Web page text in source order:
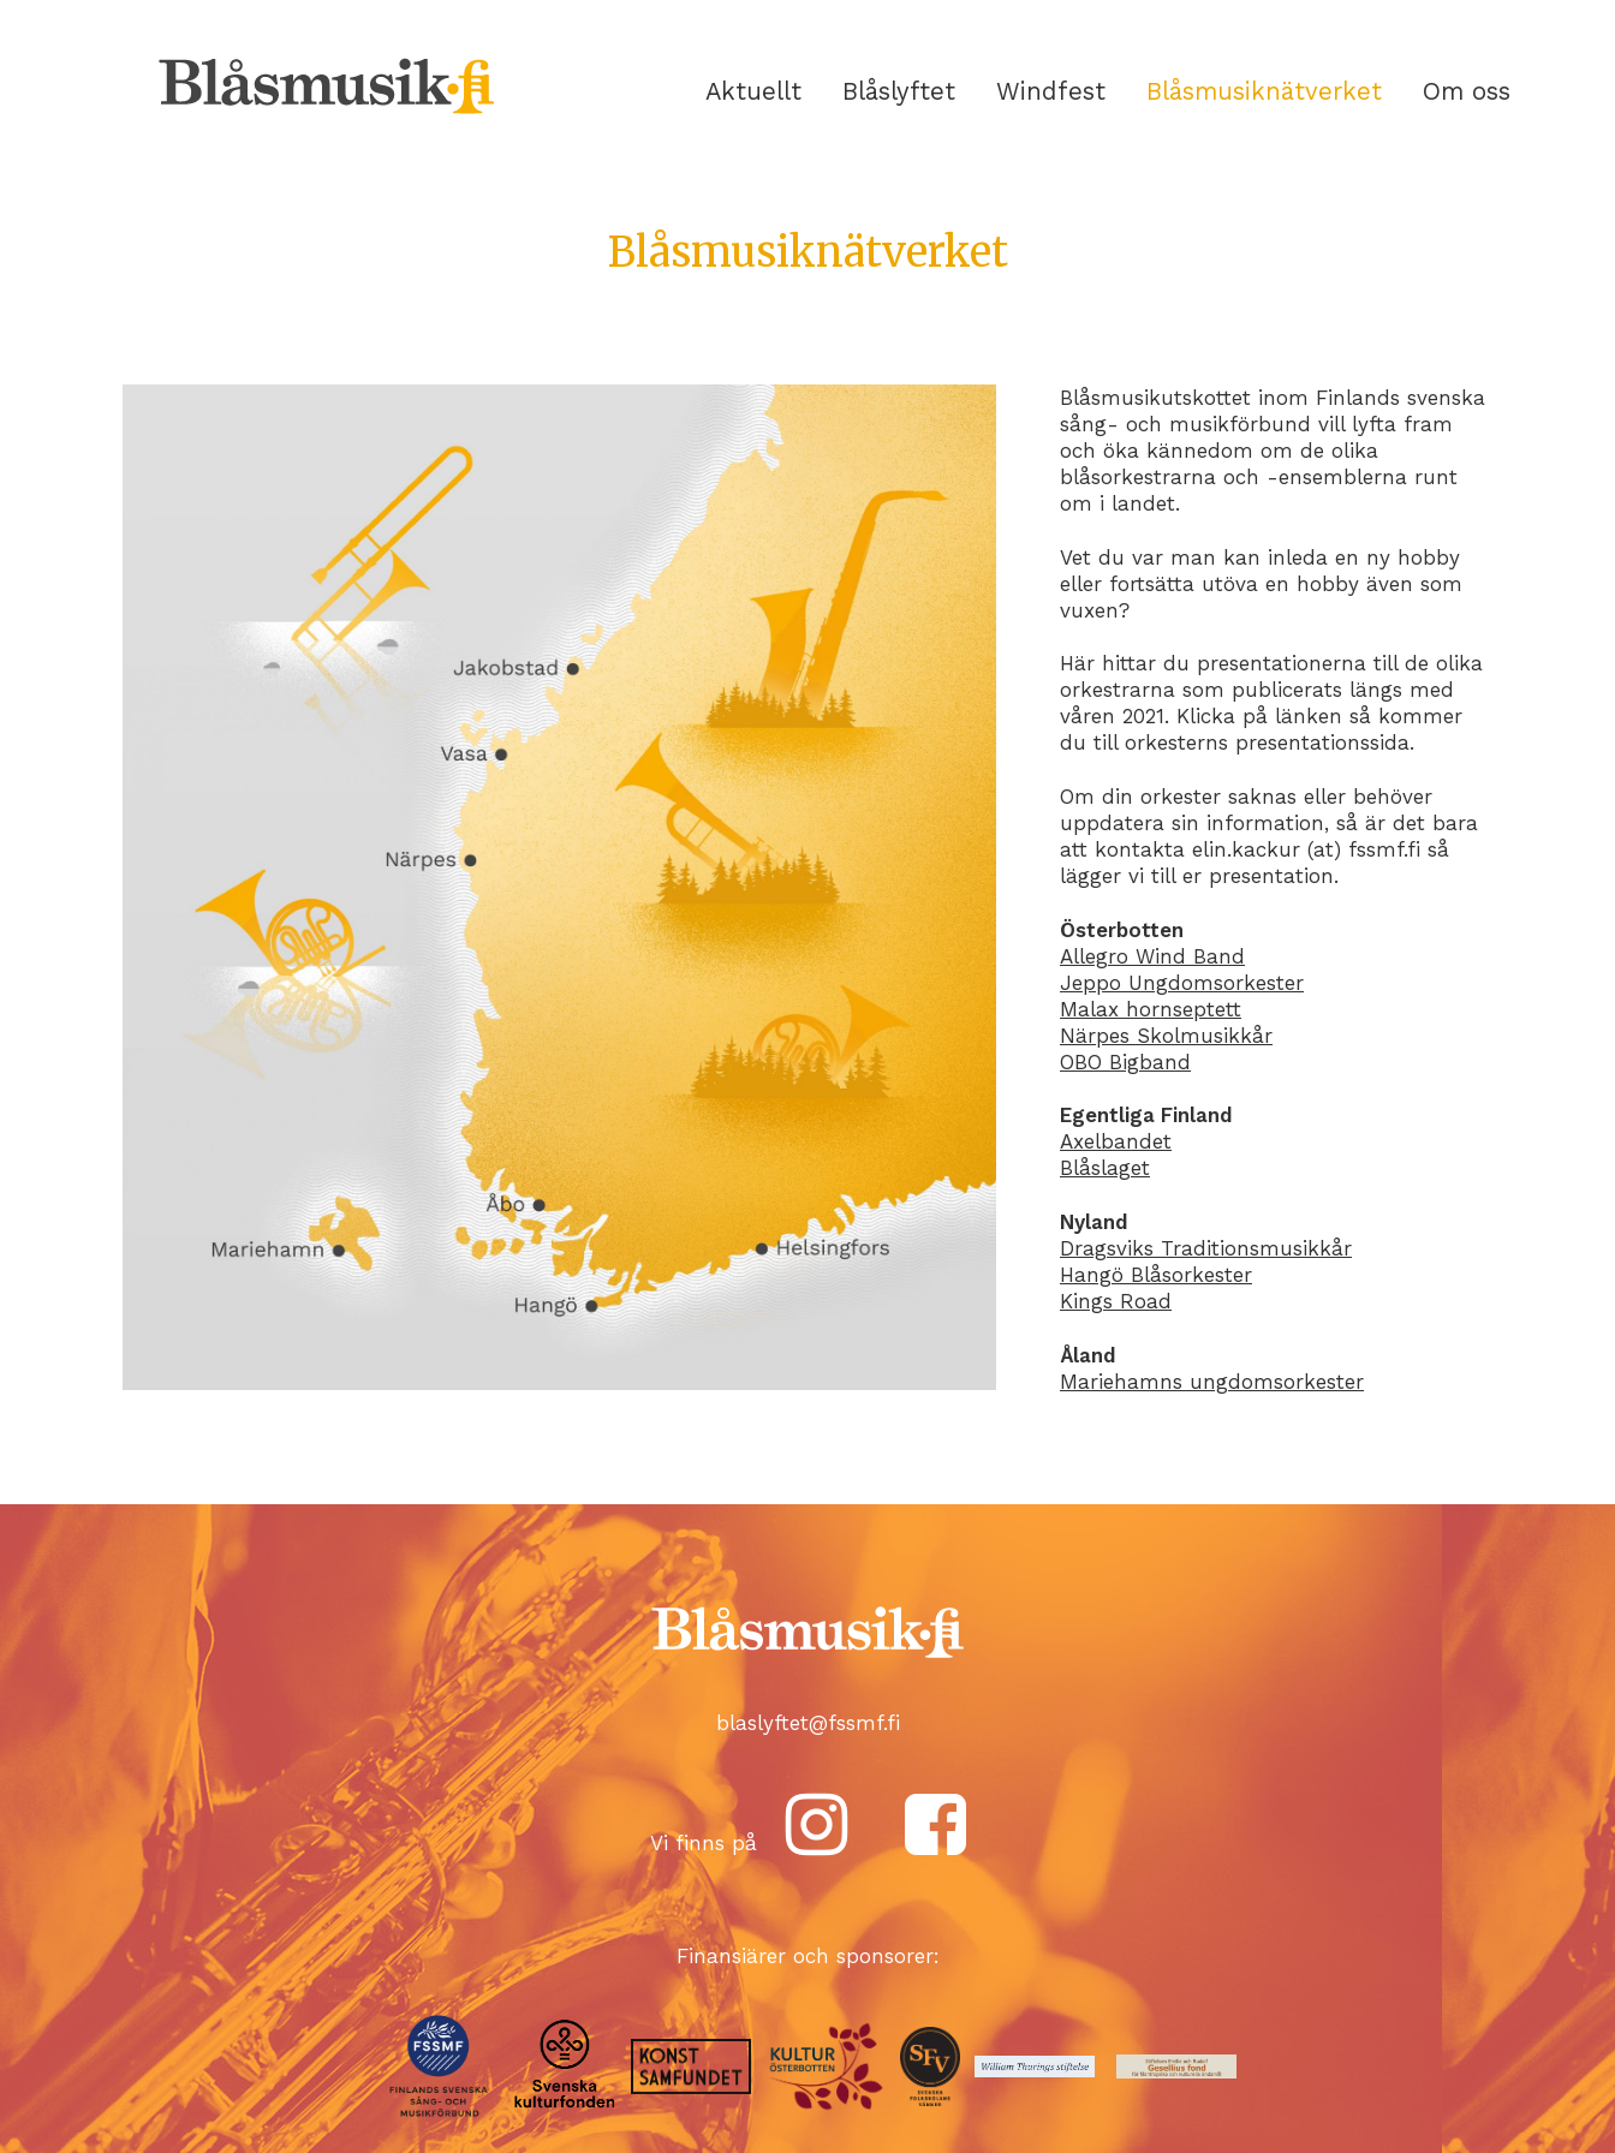
Aktuellt Blåslyftet Windfest Blåsmusiknätverket Om oss
Blåsmusiknätverket
Blåsmusikutskottet inom Finlands svenska
sång- och musikförbund vill lyfta fram
och öka kännedom om de olika
blåsorkestrarna och -ensemblerna runt
om i landet.
Vet du var man kan inleda en ny hobby
eller fortsätta utöva en hobby även som
vuxen?
Här hittar du presentationerna till de olika
orkestrarna som publicerats längs med
våren 2021. Klicka på länken så kommer
du till orkesterns presentationssida.
Om din orkester saknas eller behöver
uppdatera sin information, så är det bara
att kontakta elin.kackur (at) fssmf.fi så
lägger vi till er presentation.
Österbotten
Allegro Wind Band
Jeppo Ungdomsorkester
Malax hornseptett
Närpes Skolmusikkår
OBO Bigband
Egentliga Finland
Axelbandet
Blåslaget
Nyland
Dragsviks Traditionsmusikkår
Hangö Blåsorkester
Kings Road
Åland
Mariehamns ungdomsorkester
blaslyftet@fssmf.fi
Vi finns på
Finansiärer och sponsorer: